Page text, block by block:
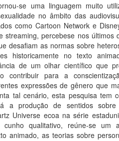
se uma linguagem muito
no âmbito das
como Cartoon Network e
streaming, percebese nos últimos
desafiam as normas sobre
historicamente no texto
de um olhar científico que
contribuir para a
expressões de gênero que
tal cenário, esta pesquisa tem
a produção de sentidos sobre
Universe ecoa na série
qualitativo, reúne-se um
animado, as teorias sobre